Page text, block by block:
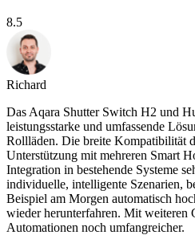
8.5
Richard
Das Aqara Shutter Switch H2 und
leistungsstarke und umfassende
Rollläden. Die breite Kompatibilität
Unterstützung mit mehreren Smart
Integration in bestehende Systeme
individuelle, intelligente Szenarien,
Beispiel am Morgen automatisch
wieder herunterfahren. Mit weiteren
Automationen noch umfangreicher.